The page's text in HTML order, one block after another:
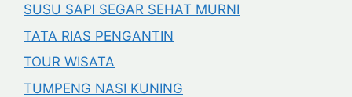
SUSU SAPI SEGAR SEHAT MURNI
TATA RIAS PENGANTIN
TOUR WISATA
TUMPENG NASI KUNING